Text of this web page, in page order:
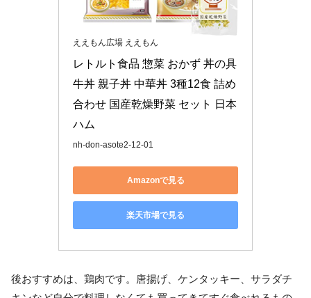
ええもん広場 ええもん
レトルト食品 惣菜 おかず 丼の具
牛丼 親子丼 中華丼 3種12食 詰め
合わせ 国産乾燥野菜 セット 日本
ハム
nh-don-asote2-12-01
Amazonで見る
楽天市場で見る
後おすすめは、鶏肉です。唐揚げ、ケンタッキー、サラダチ